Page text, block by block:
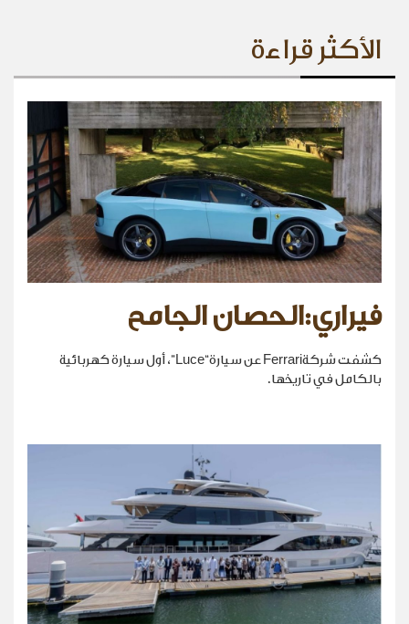
الأكثر قراءة
فيراري:الحصان الجامح
كشفت شركةFerrari عن سيارة“Luce”، أول سيارة كهربائية
بالكامل في تاريخها.